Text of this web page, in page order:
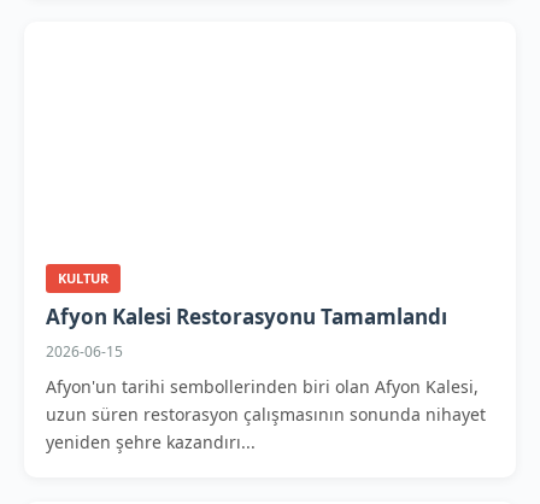
KULTUR
Afyon Kalesi Restorasyonu Tamamlandı
2026-06-15
Afyon'un tarihi sembollerinden biri olan Afyon Kalesi,
uzun süren restorasyon çalışmasının sonunda nihayet
yeniden şehre kazandırı...